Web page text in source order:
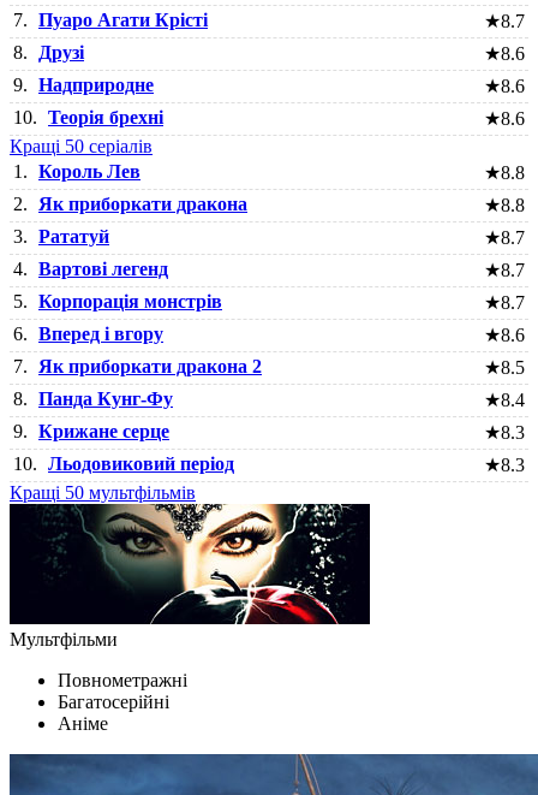
7. Пуаро Агати Крісті ★8.7
8.
Друзі ★8.6
9. Надприродне ★8.6
10. Теорія брехні ★8.6
Кращі 50 серіалів
1. Король Лев ★8.8
2.
Як приборкати дракона ★8.8
3. Рататуй ★8.7
4. Вартові легенд ★8.7
5. Корпорація монстрів ★8.7
6. Вперед і вгору ★8.6
7.
Як приборкати дракона 2 ★8.5
8. Панда Кунг-Фу ★8.4
9. Крижане серце ★8.3
10. Льодовиковий період ★8.3
Кращі 50 мультфільмів
Мультфільми
Повнометражні
Багатосерійні
Аніме